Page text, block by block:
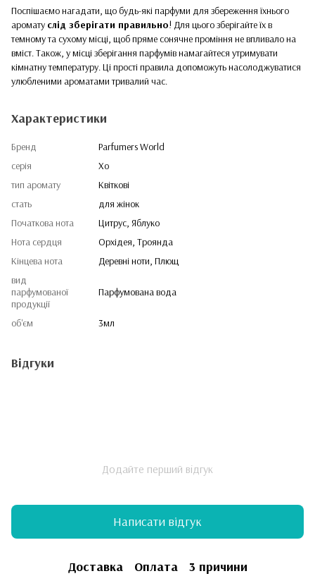
Поспішаємо нагадати, що будь-які парфуми для збереження їхнього
аромату слід зберігати правильно! Для цього зберігайте їх в
темному та сухому місці, щоб пряме сонячне проміння не впливало на
вміст. Також, у місці зберігання парфумів намагайтеся утримувати
кімнатну температуру. Ці прості правила допоможуть насолоджуватися
улюбленими ароматами тривалий час.
Характеристики
Бренд
Parfumers World
серія
Xо
тип аромату
Квіткові
стать
для жінок
Початкова нота
Цитрус, Яблуко
Нота сердця
Орхідея, Троянда
Кінцева нота
Деревні ноти, Плющ
вид
парфумованої
продукції
Парфумована вода
об'єм 3мл
Відгуки
Додайте перший відгук
Написати відгук
Доставка Оплата 3 причини